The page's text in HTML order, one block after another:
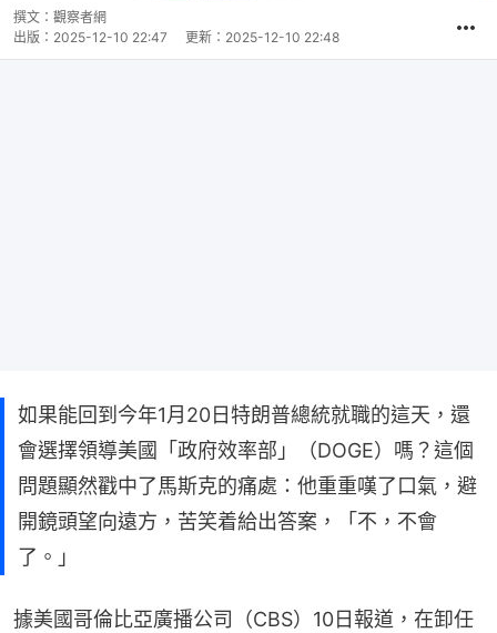
撰文： 觀察者網
出版： 2025-12-10 22:47 更新： 2025-12-10 22:48
如果能回到今年1月20日特朗普總統就職的這天，還
會選擇領導美國「政府效率部」（DOGE）嗎？這個
問題顯然戳中了馬斯克的痛處：他重重嘆了口氣，避
開鏡頭望向遠方，苦笑着給出答案，「不，不會
了。」
據美國哥倫比亞廣播公司（CBS）10日報道，在卸任